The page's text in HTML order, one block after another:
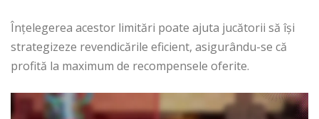
Înțelegerea acestor limitări poate ajuta jucătorii să își
strategizeze revendicările eficient, asigurându-se că
profită la maximum de recompensele oferite.